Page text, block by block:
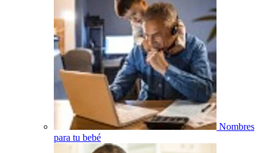
Nombres
para tu bebé